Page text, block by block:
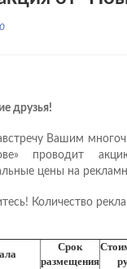
друзья!
Вашим
проводит
цены на
Количество
Срок
размещения